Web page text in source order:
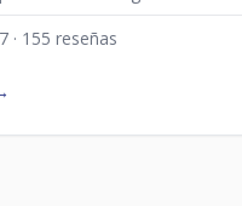
· 155 reseñas